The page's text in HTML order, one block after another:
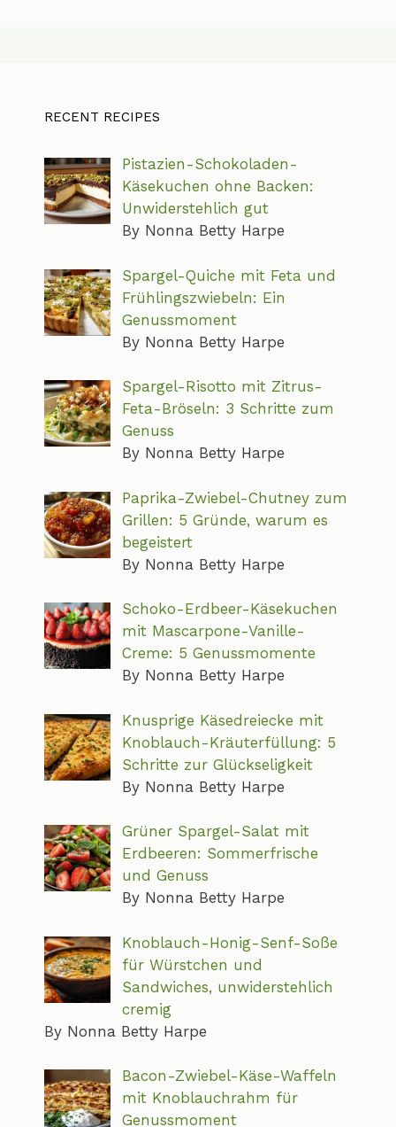
RECENT RECIPES
Pistazien-Schokoladen-
Käsekuchen ohne Backen:
Unwiderstehlich gut
By Nonna Betty Harpe
Spargel-Quiche mit Feta und
Frühlingszwiebeln: Ein
Genussmoment
By Nonna Betty Harpe
Spargel-Risotto mit Zitrus-
Feta-Bröseln: 3 Schritte zum
Genuss
By Nonna Betty Harpe
Paprika-Zwiebel-Chutney zum
Grillen: 5 Gründe, warum es
begeistert
By Nonna Betty Harpe
Schoko-Erdbeer-Käsekuchen
mit Mascarpone-Vanille-
Creme: 5 Genussmomente
By Nonna Betty Harpe
Knusprige Käsedreiecke mit
Knoblauch-Kräuterfüllung: 5
Schritte zur Glückseligkeit
By Nonna Betty Harpe
Grüner Spargel-Salat mit
Erdbeeren: Sommerfrische
und Genuss
By Nonna Betty Harpe
Knoblauch-Honig-Senf-Soße
für Würstchen und
Sandwiches, unwiderstehlich
cremig
By Nonna Betty Harpe
Bacon-Zwiebel-Käse-Waffeln
mit Knoblauchrahm für
Genussmoment